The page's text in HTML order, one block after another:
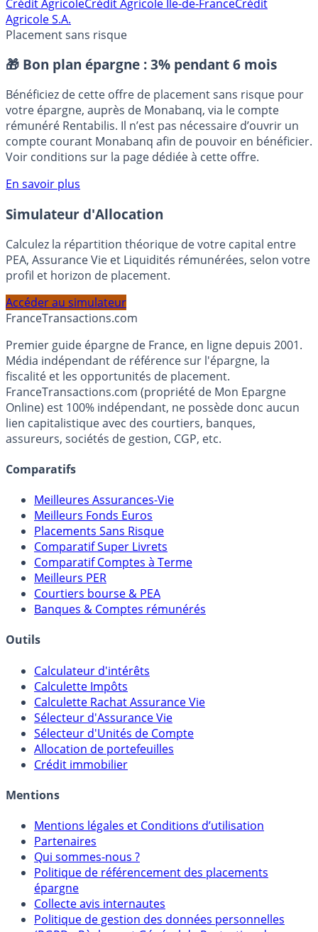
⭐️ Suivre sur Google
Crédit AgricoleCrédit Agricole Ile-de-France
Placement sans risque
🎁 Bon plan épargne : 3% pendant 6 mois
Bénéficiez de cette offre de placement sans risque pour
votre épargne, auprès de Monabanq, via le compte
rémunéré Rentabilis. Il n’est pas nécessaire d’ouvrir un
Voir conditions sur la page dédiée à cette offre.
En savoir plus
Simulateur d'Allocation
Calculez la répartition théorique de votre capital entre
PEA, Assurance Vie et Liquidités rémunérées, selon votre
profil et horizon de placement.
FranceTransactions.com
Premier guide épargne de France, en ligne depuis 2001.
Média indépendant de référence sur l'épargne, la
fiscalité et les opportunités de placement.
FranceTransactions.com (propriété de Mon Epargne
Online) est 100% indépendant, ne possède donc aucun
lien capitalistique avec des courtiers, banques,
assureurs, sociétés de gestion, CGP, etc.
Comparatifs
Meilleures Assurances-Vie
Meilleurs Fonds Euros
Placements Sans Risque
Comparatif Super Livrets
Comparatif Comptes à Terme
Meilleurs PER
Banques & Comptes rémunérés
Outils
Calculateur d'intérêts
Calculette Impôts
Calculette Rachat Assurance Vie
Sélecteur d'Assurance Vie
Sélecteur d'Unités de Compte
Crédit immobilier
Mentions
Mentions légales et Conditions d’utilisation
Partenaires
Qui sommes-nous ?
Politique de référencement des placements
épargne